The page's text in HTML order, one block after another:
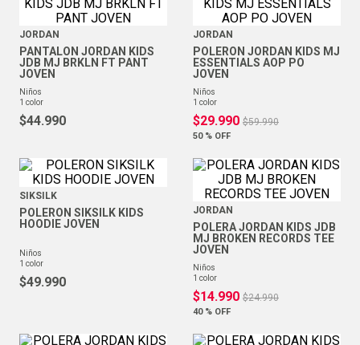
JORDAN
PANTALON JORDAN KIDS
JDB MJ BRKLN FT PANT
JOVEN
niños
1 color
$44.990
JORDAN
POLERON JORDAN KIDS MJ
ESSENTIALS AOP PO
JOVEN
niños
1 color
$29.990 $59.990
50 % OFF
SIKSILK
POLERON SIKSILK KIDS
HOODIE JOVEN
niños
1 color
$49.990
JORDAN
POLERA JORDAN KIDS JDB
MJ BROKEN RECORDS TEE
JOVEN
niños
1 color
$14.990 $24.990
40 % OFF